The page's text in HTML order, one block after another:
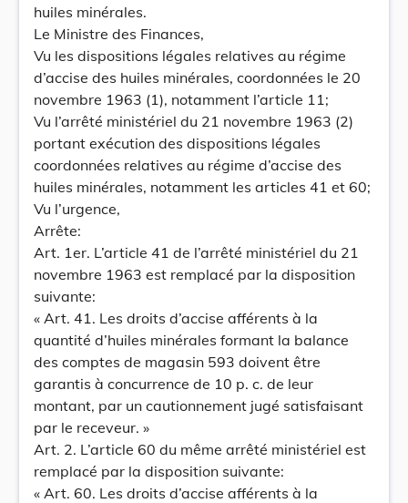
huiles minérales.
Le Ministre des Finances,
Vu les dispositions légales relatives au régime
d’accise des huiles minérales, coordonnées le 20
novembre 1963 (1), notamment l’article 11;
Vu l’arrêté ministériel du 21 novembre 1963 (2)
portant exécution des dispositions légales
coordonnées relatives au régime d’accise des
huiles minérales, notamment les articles 41 et 60;
Vu l’urgence,
Arrête:
Art. 1er. L’article 41 de l’arrêté ministériel du 21
novembre 1963 est remplacé par la disposition
suivante:
« Art. 41. Les droits d’accise afférents à la
quantité d’huiles minérales formant la balance
des comptes de magasin 593 doivent être
garantis à concurrence de 10 p. c. de leur
montant, par un cautionnement jugé satisfaisant
par le receveur. »
Art. 2. L’article 60 du même arrêté ministériel est
remplacé par la disposition suivante:
« Art. 60. Les droits d’accise afférents à la